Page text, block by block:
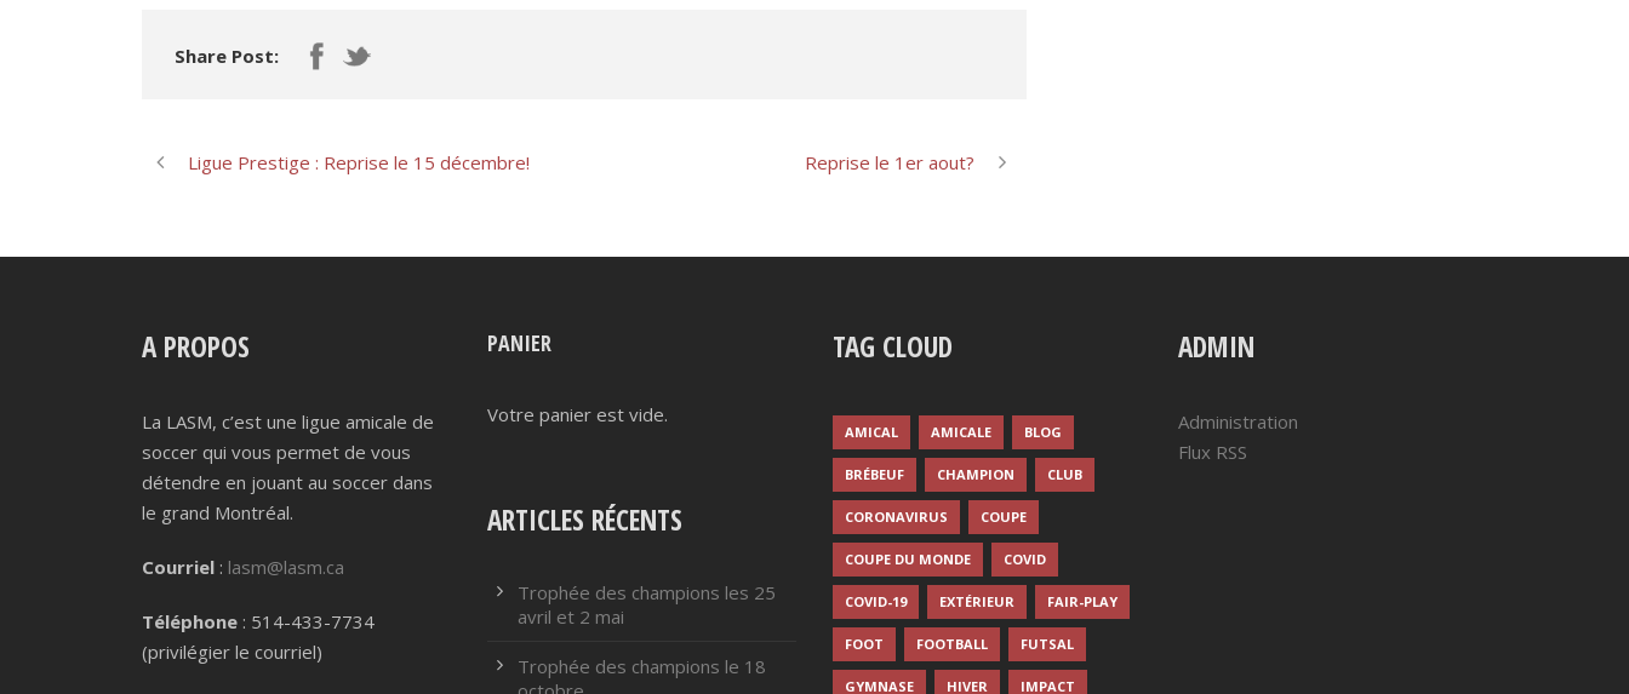
Share Post:
Ligue Prestige : Reprise le 15 décembre! Reprise le 1er aout?
A PROPOS
La LASM, c’est une ligue amicale de
soccer qui vous permet de vous
détendre en jouant au soccer dans
le grand Montréal.
Courriel : lasm@lasm.ca
Téléphone : 514-433-7734
(privilégier le courriel)
PANIER
Votre panier est vide.
ARTICLES RÉCENTS
Trophée des champions les 25
avril et 2 mai
Trophée des champions le 18
TAG CLOUD
AMICAL AMICALE BLOG
BRÉBEUF CHAMPION CLUB
CORONAVIRUS COUPE
COUPE DU MONDE COVID
COVID-19 EXTÉRIEUR FAIR-PLAY
FOOT FOOTBALL FUTSAL
GYMNASE HIVER IMPACT
ADMIN
Administration
Flux RSS